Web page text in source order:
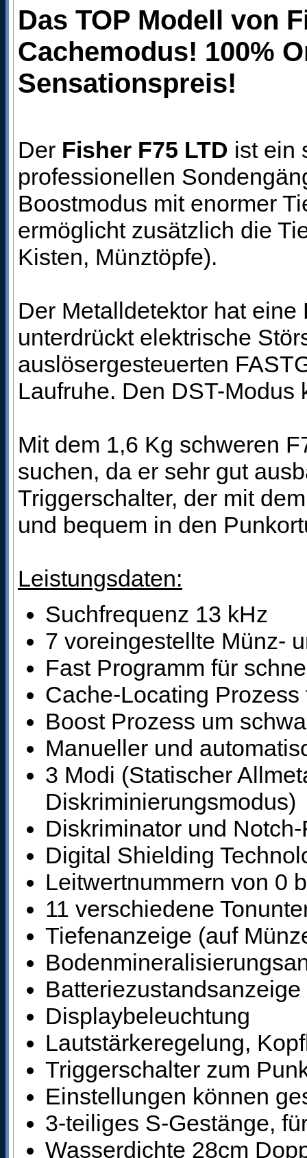
Das TOP Modell von
Cachemodus! 100%
Sensationspreis!
Der Fisher F75 LTD ist ein
professionellen
Boostmodus mit enormer
ermöglicht zusätzlich die
Kisten, Münztöpfe).
Der Metalldetektor hat
unterdrückt elektrische
auslösergesteuerten
Laufruhe. Den DST-
Mit dem 1,6 Kg schweren
suchen, da er sehr gut
Triggerschalter, der mit
und bequem in den
Leistungsdaten:
Suchfrequenz 13 kHz
7 voreingestellte Münz-
Fast Programm für
Cache-Locating
Boost Prozess um
Manueller und
3 Modi (Statischer
Diskriminierungsmodus)
Diskriminator und
Digital Shielding
Leitwertnummern von 0
11 verschiedene
Tiefenanzeige (auf
Batteriezustandsanzeige
Displaybeleuchtung
Lautstärkeregelung,
Triggerschalter zum
Einstellungen können
3-teiliges S-Gestänge,
Wasserdichte 28cm